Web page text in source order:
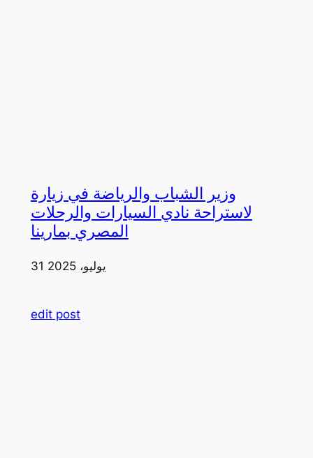
وزير الشباب والرياضة في زيارة
لاستراحة نادي السيارات والرحلات
المصري بمارينا
31 يوليو، 2025
edit post